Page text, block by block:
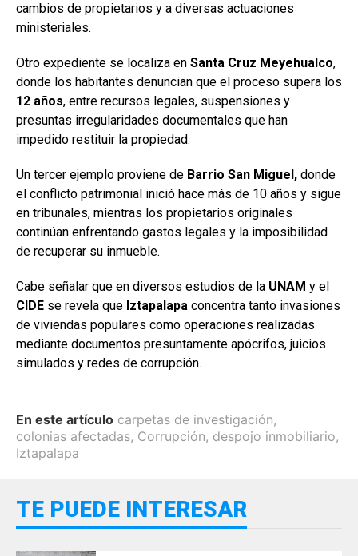
cambios de propietarios y a diversas actuaciones
ministeriales.
Otro expediente se localiza en Santa Cruz Meyehualco,
donde los habitantes denuncian que el proceso supera los
12 años, entre recursos legales, suspensiones y
presuntas irregularidades documentales que han
impedido restituir la propiedad.
Un tercer ejemplo proviene de Barrio San Miguel, donde
el conflicto patrimonial inició hace más de 10 años y sigue
en tribunales, mientras los propietarios originales
continúan enfrentando gastos legales y la imposibilidad
de recuperar su inmueble.
Cabe señalar que en diversos estudios de la UNAM y el
CIDE se revela que Iztapalapa concentra tanto invasiones
de viviendas populares como operaciones realizadas
mediante documentos presuntamente apócrifos, juicios
simulados y redes de corrupción.
En este artículo carpetas de investigación,
colonias afectadas, Corrupción, despojo inmobiliario,
Iztapalapa
TE PUEDE INTERESAR